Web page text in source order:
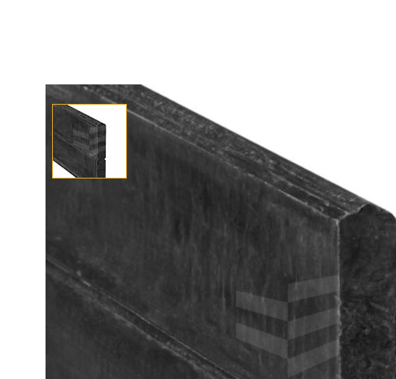
Selecteer afmetingen
Selecteer de gewenste afmetingen